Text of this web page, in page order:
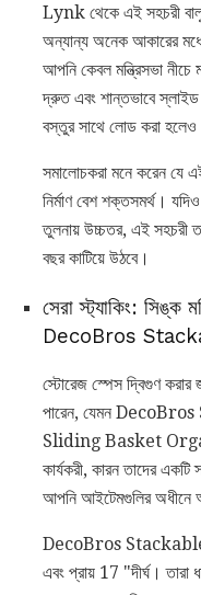
Lynk থেকে এই সহচরী
অন্যান্য অনেক আকারের
আপনি কেবল মন্ত্রিসভা
দ্রুত এবং শান্তভাবে স্লাইড
বস্তুর সাথে লোড করা
সমালোচকরা মনে করেন যে
নির্মাণ বেশ শক্তসমর্থ।
তুলনায় উচ্চতর, এই সহচরী
বছর কাটিয়ে উঠবে।
সেরা স্ট্যাকিং: সিঙ্ক
DecoBros
স্টোরেজ স্পেস দ্বিগুণ করার
পারেন, যেমন
Sliding Basket
কার্যকরী, কারন তাদের
আপনি আইটেমগুলির অধীনে
DecoBros Stackable
এবং প্রায় 17 "দীর্ঘ। তারা